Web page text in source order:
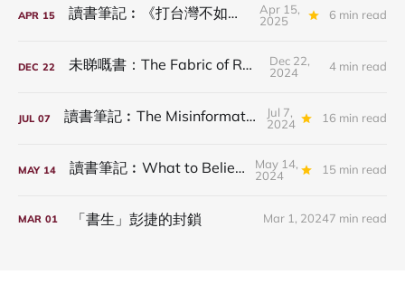
APR 15 讀書筆記︰《打台灣不如騙台灣》
Apr 15,
2025
6 min read
DEC 22 未睇嘅書：The Fabric of Reality
Dec 22,
2024
4 min read
JUL 07 讀書筆記︰The Misinformation Age
Jul 7,
2024
16 min read
MAY 14 讀書筆記︰What to Believe Now
May 14,
2024
15 min read
MAR 01 「書生」彭捷的封鎖 Mar 1, 20247 min read